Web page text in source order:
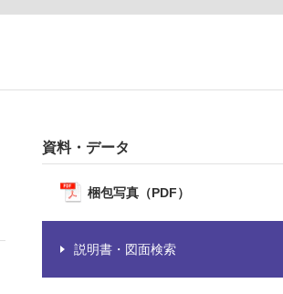
資料・データ
梱包写真（PDF）
説明書・図面検索